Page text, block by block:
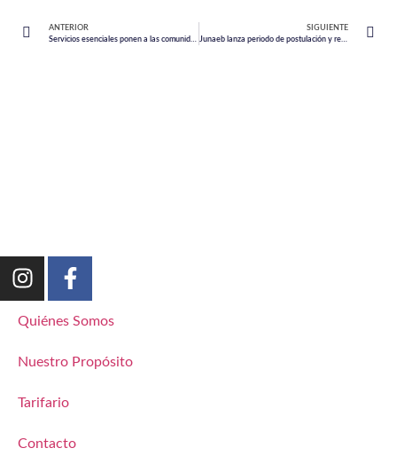
ANTERIOR
SIGUIENTE
Junaeb lanza periodo de postulación y renovación de becas en Puerto Montt
Quiénes Somos
Nuestro Propósito
Tarifario
Contacto